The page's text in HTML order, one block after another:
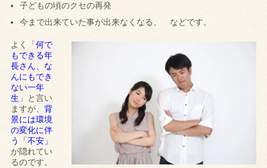
子どもの頃のクセの再発
今まで出来ていた事が出来なくなる、 などです。
よく「何で
もできる年
長さん、な
んにもでき
ない一年
生 」と言い
ますが、背
景には環境
の変化に伴
う「不安」
が隠れてい
るのです。